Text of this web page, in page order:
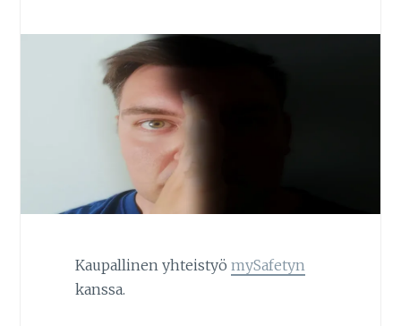
Kaupallinen yhteistyö mySafetyn
kanssa.